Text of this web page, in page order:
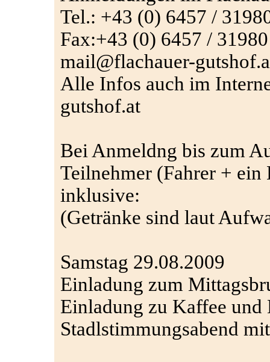
Tel.: +43 (0) 6457 /
Fax:+43 (0) 6457 /
mail@flachauer-
Alle Infos auch im
gutshof.at
Bei Anmeldng bis zum
Teilnehmer (Fahrer +
inklusive:
(Getränke sind laut
Samstag 29.08.2009
Einladung zum
Einladung zu Kaffee und
Stadlstimmungsabend